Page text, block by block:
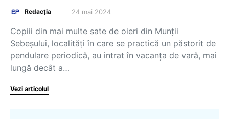
Redacția 24 mai 2024
Copiii din mai multe sate de oieri din Munţii
Sebeşului, localităţi în care se practică un păstorit de
pendulare periodică, au intrat în vacanţa de vară, mai
lungă decât a…
Vezi articolul